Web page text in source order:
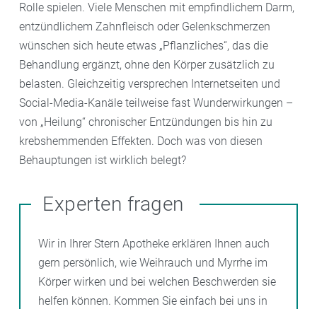
Rolle spielen. Viele Menschen mit empfindlichem Darm,
entzündlichem Zahnfleisch oder Gelenkschmerzen
wünschen sich heute etwas „Pflanzliches“, das die
Behandlung ergänzt, ohne den Körper zusätzlich zu
belasten. Gleichzeitig versprechen Internetseiten und
Social-Media-Kanäle teilweise fast Wunderwirkungen –
von „Heilung“ chronischer Entzündungen bis hin zu
krebshemmenden Effekten. Doch was von diesen
Behauptungen ist wirklich belegt?
Experten fragen
Wir in Ihrer Stern Apotheke erklären Ihnen auch
gern persönlich, wie Weihrauch und Myrrhe im
Körper wirken und bei welchen Beschwerden sie
helfen können. Kommen Sie einfach bei uns in